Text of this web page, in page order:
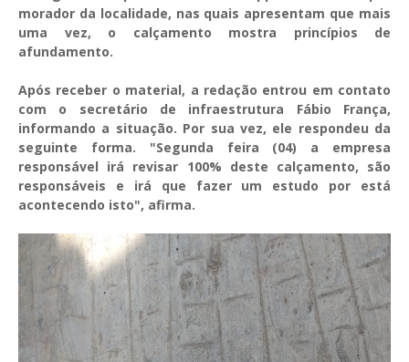
morador da localidade, nas quais apresentam que mais
uma vez, o calçamento mostra princípios de
afundamento.
Após receber o material, a redação entrou em contato
com o secretário de infraestrutura Fábio França,
informando a situação. Por sua vez, ele respondeu da
seguinte forma. "Segunda feira (04) a empresa
responsável irá revisar 100% deste calçamento, são
responsáveis e irá que fazer um estudo por está
acontecendo isto", afirma.